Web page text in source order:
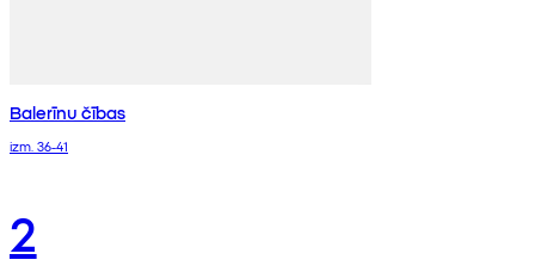
Balerīnu čības
izm. 36-41
2